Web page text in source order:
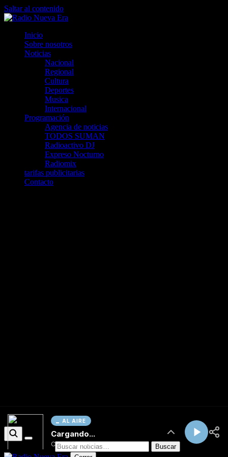
AL AIRE
Cargando...
Conectando...